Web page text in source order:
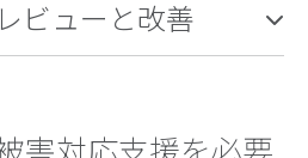
ビューと改善